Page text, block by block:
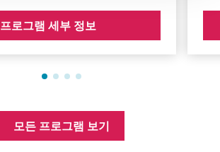
프로그램 세부 정보
모든 프로그램 보기